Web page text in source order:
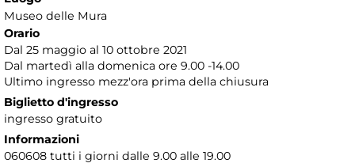
Museo delle Mura
Orario
Dal 25 maggio al 10 ottobre 2021
Dal martedì alla domenica ore 9.00 -14.00
Ultimo ingresso mezz'ora prima della chiusura
Biglietto d'ingresso
ingresso gratuito
Informazioni
060608 tutti i giorni dalle 9.00 alle 19.00